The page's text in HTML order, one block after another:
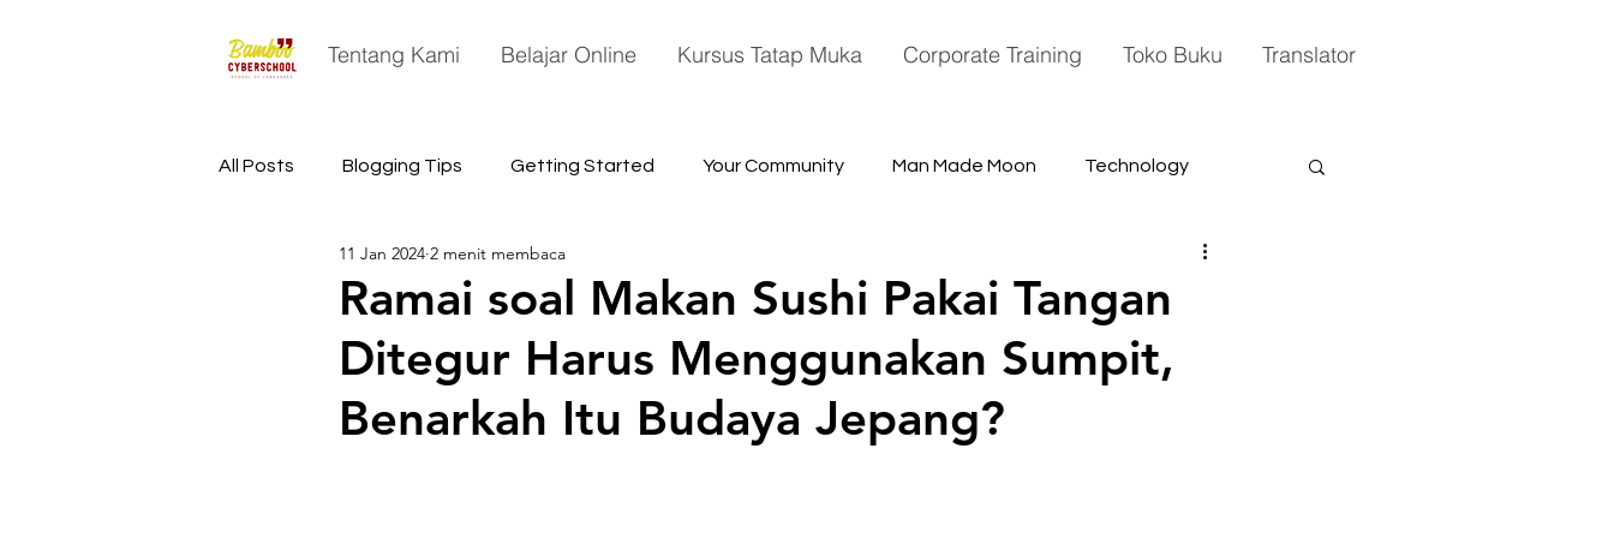
Tentang Kami Belajar Online Kursus Tatap Muka Corporate Training Toko Buku Translator
All Posts Blogging Tips Getting Started Your Community Man Made Moon Technology
Astronomy Space
Ramai soal Makan Sushi Pakai Tangan
Ditegur Harus Menggunakan Sumpit,
Benarkah Itu Budaya Jepang?
11 Jan 2024 2 menit membaca